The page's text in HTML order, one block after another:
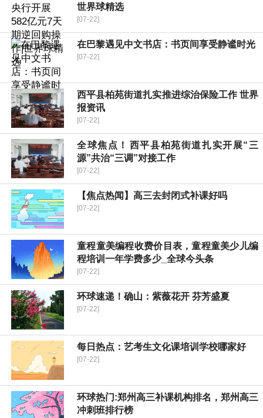
世界球精选
[07-22]
在巴黎遇见中文书店：书页间享受静谧时光
[07-22]
​西平县柏苑街道扎实推进综治保险工作 世界
报资讯
[07-22]
全球焦点！​西平县柏苑街道扎实开展“三
源”共治“三调”对接工作
[07-22]
【焦点热闻】高三去封闭式补课好吗
[07-22]
童程童美编程收费价目表，童程童美少儿编
程培训一年学费多少_全球今头条
[07-22]
环球速递！确山：紫薇花开 芬芳盛夏
[07-22]
每日热点：艺考生文化课培训学校哪家好
[07-22]
环球热门:郑州高三补课机构排名，郑州高三
冲刺班排行榜